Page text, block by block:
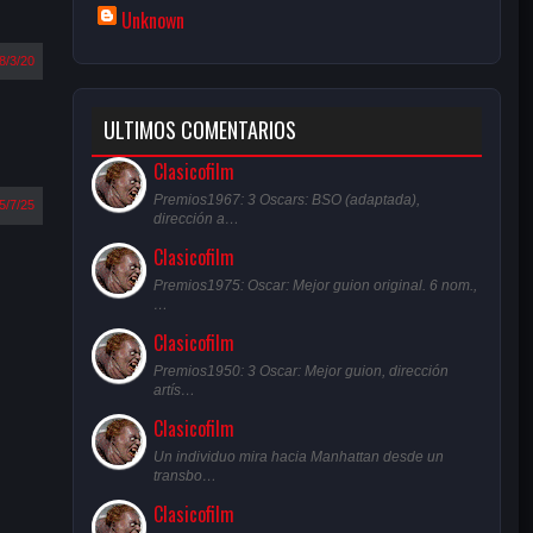
3/20
7/25
Unknown
ULTIMOS COMENTARIOS
Clasicofilm
Premios1967: 3 Oscars: BSO (adaptada),
dirección a…
Clasicofilm
Premios1975: Oscar: Mejor guion original. 6 nom.,
Clasicofilm
Premios1950: 3 Oscar: Mejor guion, dirección
artís…
Clasicofilm
Un individuo mira hacia Manhattan desde un
transbo…
Clasicofilm